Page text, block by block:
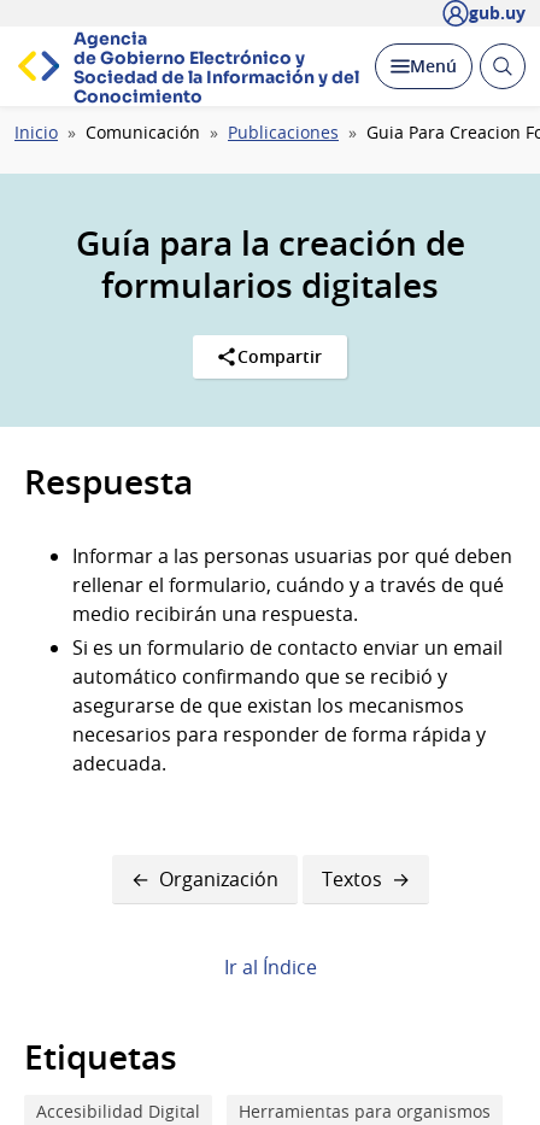
gub.uy
Agencia
de Gobierno Electrónico y
Sociedad de la Información y del
Conocimiento
Desplegar
Menú Abrir
Ruta
navegación
Inicio Comunicación Publicaciones Guia Para Creacion
Guía para la creación de
formularios digitales
Compartir
Respuesta
Informar a las personas usuarias por qué deben
rellenar el formulario, cuándo y a través de qué
medio recibirán una respuesta.
Si es un formulario de contacto enviar un email
automático confirmando que se recibió y
asegurarse de que existan los mecanismos
necesarios para responder de forma rápida y
adecuada.
Enlaces
transversales
para
Respuesta
Organización Textos
Ir al Índice
Etiquetas
Accesibilidad Digital Herramientas para organismos